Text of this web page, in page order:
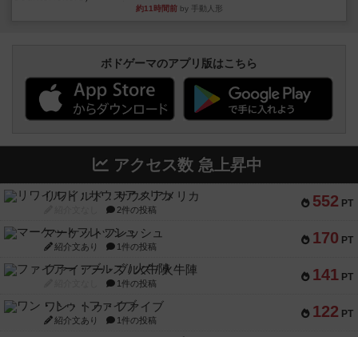
約11時間前 by 手動人形
ボドゲーマのアプリ版はこちら
アクセス数 急上昇中
552 PT
リワイルド：サウスアメリカ
2件の投稿
170 PT
マーケットフレッシュ
紹介文あり 1件の投稿
141 PT
ファイアー・ブルズ / 火牛陣
1件の投稿
122 PT
ワン・トゥ・ファイブ
紹介文あり 1件の投稿